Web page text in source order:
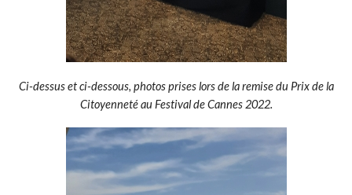
Ci-dessus et ci-dessous, photos prises lors de la remise du Prix de la
Citoyenneté au Festival de Cannes 2022.